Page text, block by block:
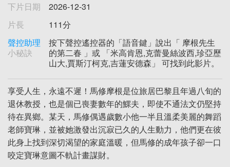
下片日期
2026-12-31
片長
111分
聲控助理
小秘訣
按下聲控遙控器的「語音鍵」說出「 摩根先生
的第二春 」或 「米高肯恩,克蕾曼絲波西,珍亞歷
山大,賈斯汀柯克,吉蓮安德森」 可找到此影片。
享受人生，永遠不遲！馬修摩根是位旅居巴黎且年過八旬的
退休教授，也是個已喪妻數年的鰥夫，即使不通法文仍堅持
待在異鄉。某天，馬修偶遇歲數小他一半且溫柔美麗的舞蹈
老師寶琳，並被她激發出沉寂已久的人生動力，他們更在彼
此身上找到深切渴望的家庭溫暖，但馬修的成年孩子卻一口
咬定寶琳意圖不軌計畫謀財。